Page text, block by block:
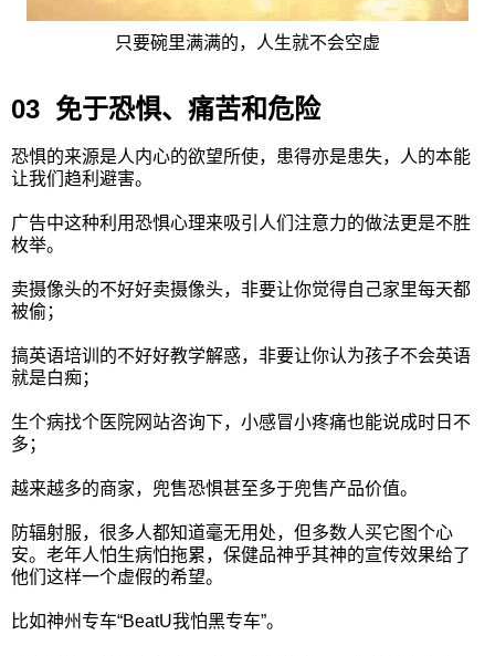
只要碗里满满的，人生就不会空虚
03 免于恐惧、痛苦和危险
恐惧的来源是人内心的欲望所使，患得亦是患失，人的本能
让我们趋利避害。
广告中这种利用恐惧心理来吸引人们注意力的做法更是不胜
枚举。
卖摄像头的不好好卖摄像头，非要让你觉得自己家里每天都
被偷；
搞英语培训的不好好教学解惑，非要让你认为孩子不会英语
就是白痴；
生个病找个医院网站咨询下，小感冒小疼痛也能说成时日不
多；
越来越多的商家，兜售恐惧甚至多于兜售产品价值。
防辐射服，很多人都知道毫无用处，但多数人买它图个心
安。老年人怕生病怕拖累，保健品神乎其神的宣传效果给了
他们这样一个虚假的希望。
比如神州专车“BeatU我怕黑专车”。